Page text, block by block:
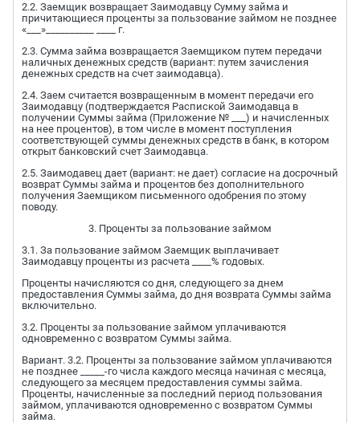
2.2. Заемщик возвращает Заимодавцу Сумму займа и
причитающиеся проценты за пользование займом не позднее
«___»__________ ____ г.
2.3. Сумма займа возвращается Заемщиком путем передачи
наличных денежных средств (вариант: путем зачисления
денежных средств на счет заимодавца).
2.4. Заем считается возвращенным в момент передачи его
Заимодавцу (подтверждается Распиской Заимодавца в
получении Суммы займа (Приложение № ___) и начисленных
на нее процентов), в том числе в момент поступления
соответствующей суммы денежных средств в банк, в котором
открыт банковский счет Заимодавца.
2.5. Заимодавец дает (вариант: не дает) согласие на досрочный
возврат Суммы займа и процентов без дополнительного
получения Заемщиком письменного одобрения по этому
поводу.
3. Проценты за пользование займом
3.1. За пользование займом Заемщик выплачивает
Заимодавцу проценты из расчета ____% годовых.
Проценты начисляются со дня, следующего за днем
предоставления Суммы займа, до дня возврата Суммы займа
включительно.
3.2. Проценты за пользование займом уплачиваются
одновременно с возвратом Суммы займа.
Вариант. 3.2. Проценты за пользование займом уплачиваются
не позднее _____-го числа каждого месяца начиная с месяца,
следующего за месяцем предоставления суммы займа.
Проценты, начисленные за последний период пользования
займом, уплачиваются одновременно с возвратом Суммы
займа.